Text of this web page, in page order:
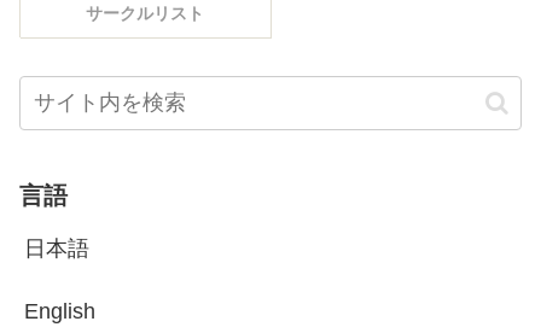
サークルリスト
言語
日本語
English